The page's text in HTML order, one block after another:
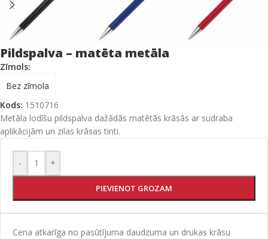
Pildspalva – matēta metāla
Zīmols:
Bez zīmola
Kods: 1510716
Metāla lodīšu pildspalva dažādās matētās krāsās ar sudraba
aplikācijām un zilas krāsas tinti.
- +
PIEVIENOT GROZAM
Cena atkarīga no pasūtījuma daudzuma un drukas krāsu